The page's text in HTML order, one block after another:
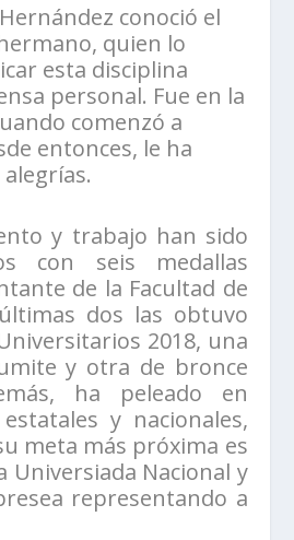
conoció el
quien lo
esta disciplina
personal. Fue en la
comenzó a
entonces, le ha
y trabajo han sido
con seis medallas
de la Facultad de
dos las obtuvo
2018, una
y otra de bronce
ha peleado en
y nacionales,
meta más próxima es
Universiada Nacional y
representando a